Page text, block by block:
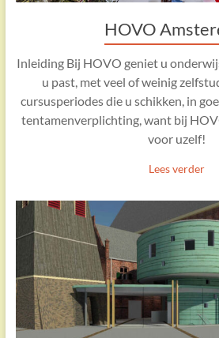
HOVO
Inleiding Bij HOVO geniet u
u past, met veel of weinig
cursusperiodes die u schikken, in
tentamenverplichting, want bij
voor uzelf!
Lees verder